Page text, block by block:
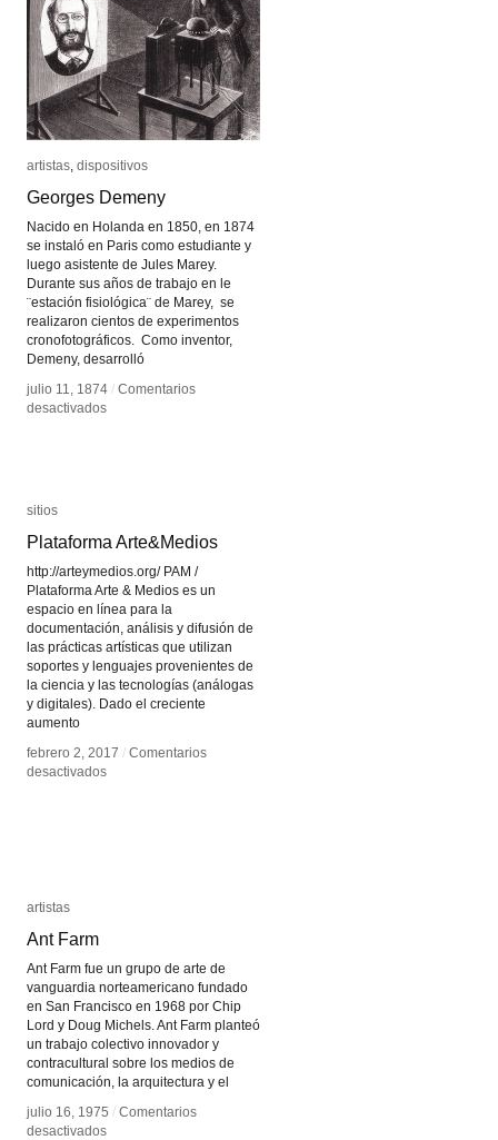
artistas dispositivos
Georges Demeny
Nacido en Holanda en 1850, en 1874
se instaló en Paris como estudiante y
luego asistente de Jules Marey.
Durante sus años de trabajo en le
¨estación fisiológica¨ de Marey, se
realizaron cientos de experimentos
cronofotográficos. Como inventor,
Demeny, desarrolló
julio 11, 1874 / Comentarios
desactivadosen
artistas dispositivos
Georges Demeny
julio 11, 1874 / Comentarios
desactivadosen
sitios
Plataforma Arte&Medios
http://arteymedios.org/ PAM /
Plataforma Arte & Medios es un
espacio en línea para la
documentación, análisis y difusión de
las prácticas artísticas que utilizan
soportes y lenguajes provenientes de
la ciencia y las tecnologías (análogas
y digitales). Dado el creciente
aumento
febrero 2, 2017 / Comentarios
desactivadosen
sitios
Plataforma Arte&Medios
febrero 2, 2017 / Comentarios
desactivadosen
artistas
Ant Farm
Ant Farm fue un grupo de arte de
vanguardia norteamericano fundado
en San Francisco en 1968 por Chip
Lord y Doug Michels. Ant Farm planteó
un trabajo colectivo innovador y
contracultural sobre los medios de
comunicación, la arquitectura y el
julio 16, 1975 / Comentarios
desactivadosen
artistas
Ant Farm
julio 16, 1975 / Comentarios
desactivadosen